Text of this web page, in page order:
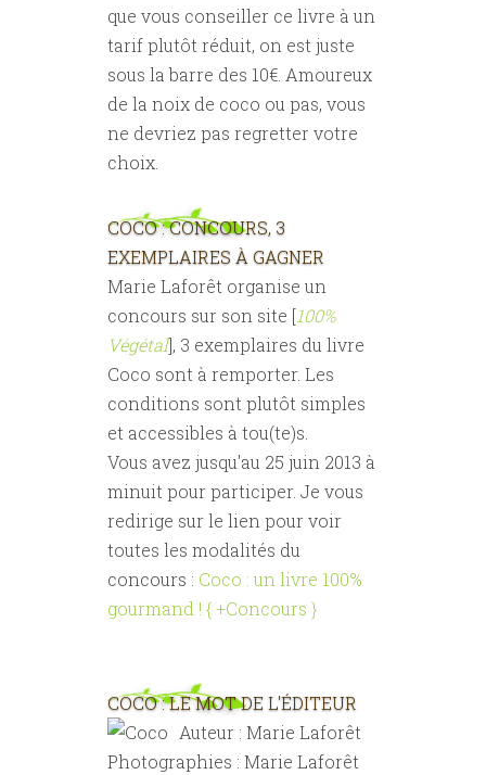
que vous conseiller ce livre à un
tarif plutôt réduit, on est juste
sous la barre des 10€. Amoureux
de la noix de coco ou pas, vous
ne devriez pas regretter votre
choix.
COCO : CONCOURS, 3
EXEMPLAIRES À GAGNER
Marie Laforêt organise un
concours sur son site [100%
Végétal], 3 exemplaires du livre
Coco sont à remporter. Les
conditions sont plutôt simples
et accessibles à tou(te)s.
Vous avez jusqu'au 25 juin 2013 à
minuit pour participer. Je vous
redirige sur le lien pour voir
toutes les modalités du
concours : Coco : un livre 100%
gourmand ! { +Concours }
COCO : LE MOT DE L'ÉDITEUR
Auteur : Marie Laforêt
Photographies : Marie Laforêt